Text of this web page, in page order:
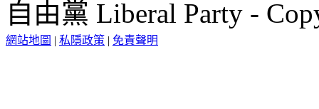
自由黨 Liberal Party -
網站地圖 | 私隱政策 | 免責聲明